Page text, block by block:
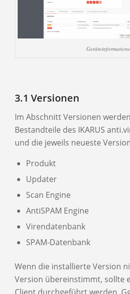
3.1 Versionen
Im Abschnitt Versionen
Bestandteile des IKARUS
und die jeweils neueste
Produkt
Updater
Scan Engine
AntiSPAM Engine
Virendatenbank
SPAM-Datenbank
Wenn die installierte Version
Version übereinstimmt, sollte